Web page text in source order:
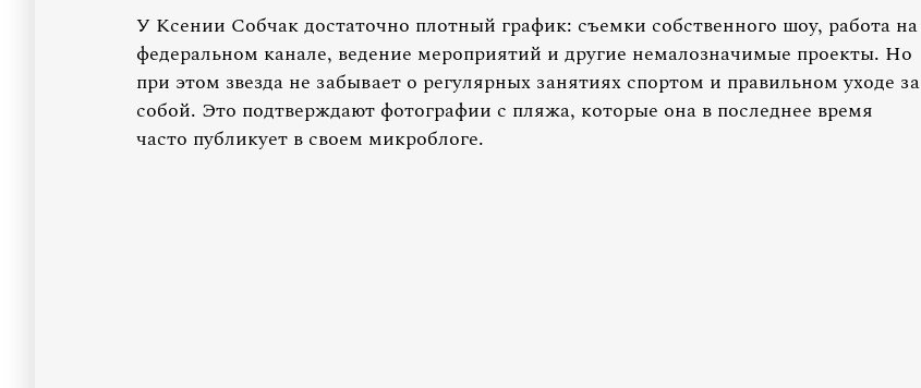
У Ксении Собчак достаточно плотный график: съемки собственного шоу, работа на
федеральном канале, ведение мероприятий и другие немалозначимые проекты. Но
при этом звезда не забывает о регулярных занятиях спортом и правильном уходе за
собой. Это подтверждают фотографии с пляжа, которые она в последнее время
часто публикует в своем микроблоге.